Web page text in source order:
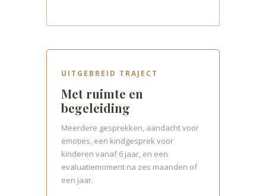
UITGEBREID TRAJECT
Met ruimte en
begeleiding
Meerdere gesprekken, aandacht voor
emoties, een kindgesprek voor
kinderen vanaf 6 jaar, en een
evaluatiemoment na zes maanden of
een jaar.